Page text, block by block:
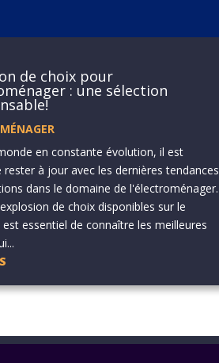
de choix pour
: une sélection
en constante évolution, il est
rester à jour avec les dernières tendances
dans le domaine de l'électroménager.
de choix disponibles sur le
essentiel de connaître les meilleures